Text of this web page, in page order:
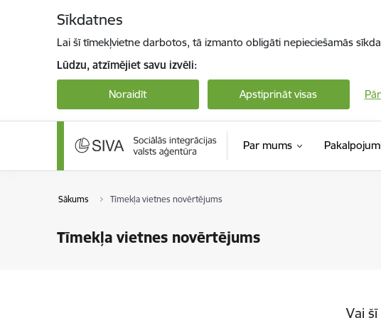
Sīkdatnes
Lai šī tīmekļvietne darbotos, tā izmanto obligāti nepieciešamās
Lūdzu, atzīmējiet savu izvēli:
Noraidīt Apstiprināt visas
Par mums
Sākums Tīmekļa vietnes novērtējums
Tīmekļa vietnes novērtējums
Vai